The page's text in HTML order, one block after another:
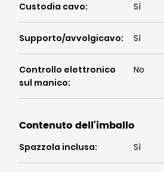
Custodia cavo: Sì
Supporto/avvolgicavo: Sì
Controllo elettronico
sul manico:
No
Contenuto dell'imballo
Spazzola inclusa: Sì